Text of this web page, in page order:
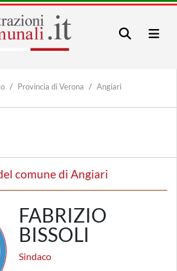
Provincia di Verona
Angiari
comune di Angiari
FABRIZIO
BISSOLI
Sindaco